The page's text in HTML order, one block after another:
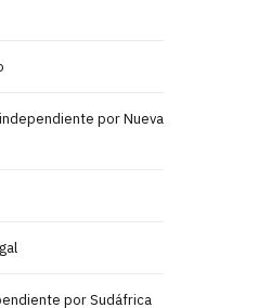
por Nueva
por Sudáfrica